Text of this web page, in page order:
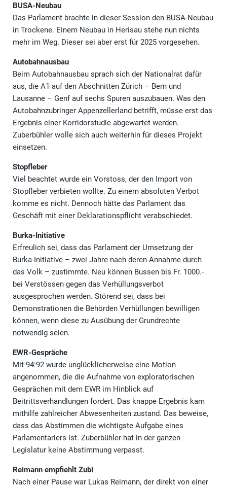
BUSA-Neubau
Das Parlament brachte in dieser Session den BUSA-Neubau
in Trockene. Einem Neubau in Herisau stehe nun nichts
mehr im Weg. Dieser sei aber erst für 2025 vorgesehen.
Autobahnausbau
Beim Autobahnausbau sprach sich der Nationalrat dafür
aus, die A1 auf den Abschnitten Zürich – Bern und
Lausanne – Genf auf sechs Spuren auszubauen. Was den
Autobahnzubringer Appenzellerland betrifft, müsse erst das
Ergebnis einer Korridorstudie abgewartet werden.
Zuberbühler wolle sich auch weiterhin für dieses Projekt
einsetzen.
Stopfleber
Viel beachtet wurde ein Vorstoss, der den Import von
Stopfleber verbieten wollte. Zu einem absoluten Verbot
komme es nicht. Dennoch hätte das Parlament das
Geschäft mit einer Deklarationspflicht verabschiedet.
Burka-Initiative
Erfreulich sei, dass das Parlament der Umsetzung der
Burka-Initiative – zwei Jahre nach deren Annahme durch
das Volk – zustimmte. Neu können Bussen bis Fr. 1000.-
bei Verstössen gegen das Verhüllungsverbot
ausgesprochen werden. Störend sei, dass bei
Demonstrationen die Behörden Verhüllungen bewilligen
können, wenn diese zu Ausübung der Grundrechte
notwendig seien.
EWR-Gespräche
Mit 94:92 wurde unglücklicherweise eine Motion
angenommen, die die Aufnahme von exploratorischen
Gesprächen mit dem EWR im Hinblick auf
Beitrittsverhandlungen fordert. Das knappe Ergebnis kam
mithilfe zahlreicher Abwesenheiten zustand. Das beweise,
dass das Abstimmen die wichtigste Aufgabe eines
Parlamentariers ist. Zuberbühler hat in der ganzen
Legislatur keine Abstimmung verpasst.
Reimann empfiehlt Zubi
Nach einer Pause war Lukas Reimann, der direkt von einer